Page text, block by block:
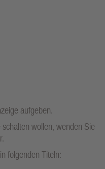
aufgeben.
wollen, wenden Sie
folgenden Titeln: